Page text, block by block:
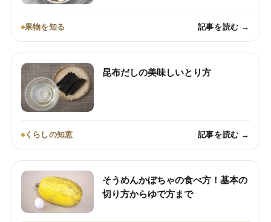
果物を知る 記事を読む →
昆布だしの美味しいとり方
くらしの知恵 記事を読む →
そうめんかぼちゃの食べ方！基本の
切り方からゆで方まで